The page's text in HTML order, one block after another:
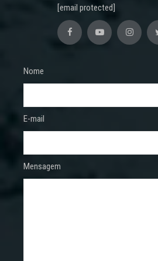
[email protected]
Nome
E-mail
Mensagem